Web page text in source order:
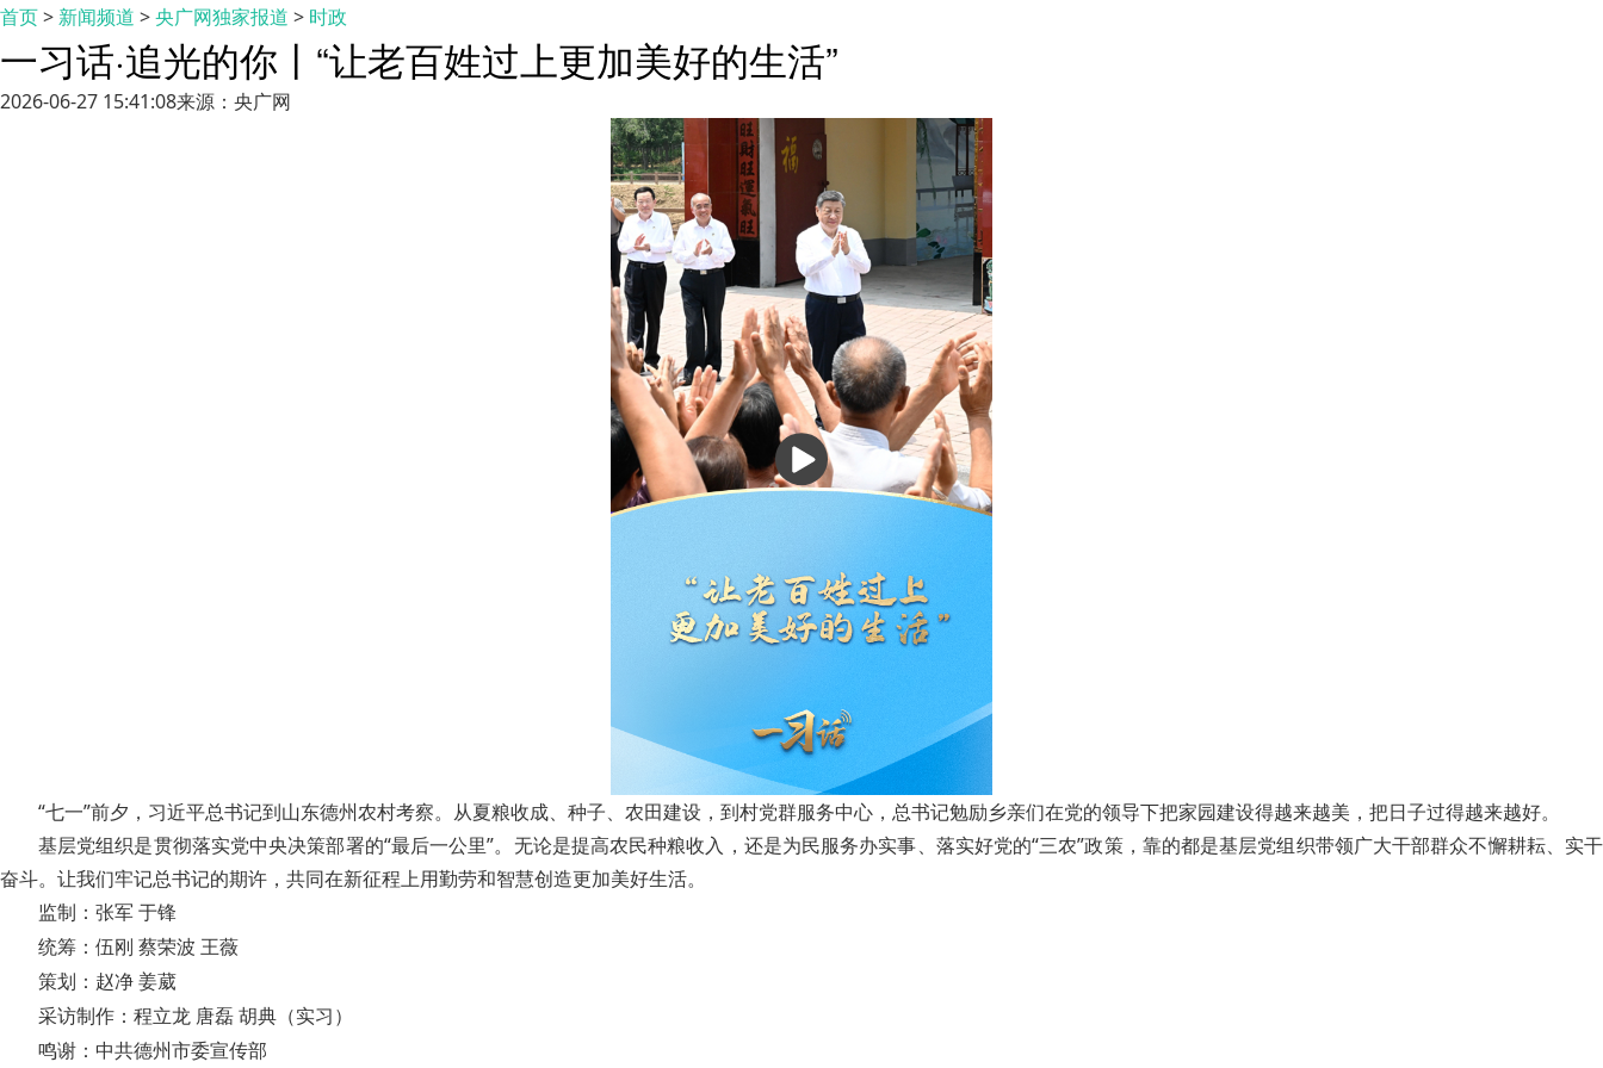
首页> 新闻频道 >央广网独家报道 > 时政
一习话·追光的你丨“让老百姓过上更加美好的生活”
2026-06-27 15:41:08来源：央广网
播
放
“七一”前夕，习近平总书记到山东德州农村考察。从夏粮收成、种子、农田建设，到村党群服务中心，总书记勉励乡亲们在党的领导下把家园建设得越来越美，把日子过得越来越好。
基层党组织是贯彻落实党中央决策部署的“最后一公里”。无论是提高农民种粮收入，还是为民服务办实事、落实好党的“三农”政策，靠的都是基层党组织带领广大干部群众不懈耕耘、实干
奋斗。让我们牢记总书记的期许，共同在新征程上用勤劳和智慧创造更加美好生活。
监制：张军 于锋
统筹：伍刚 蔡荣波 王薇
策划：赵净 姜葳
采访制作：程立龙 唐磊 胡典（实习）
鸣谢：中共德州市委宣传部